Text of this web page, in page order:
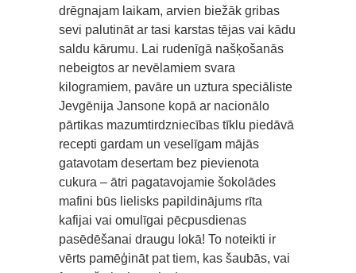
drēgnajam laikam, arvien biežāk gribas
sevi palutināt ar tasi karstas tējas vai kādu
saldu kārumu. Lai rudenīgā našķošanās
nebeigtos ar nevēlamiem svara
kilogramiem, pavāre un uztura speciāliste
Jevgēnija Jansone kopā ar nacionālo
pārtikas mazumtirdzniecības tīklu piedāvā
recepti gardam un veselīgam mājās
gatavotam desertam bez pievienota
cukura – ātri pagatavojamie šokolādes
mafini būs lielisks papildinājums rīta
kafijai vai omulīgai pēcpusdienas
pasēdēšanai draugu lokā! To noteikti ir
vērts pamēģināt pat tiem, kas šaubās, vai